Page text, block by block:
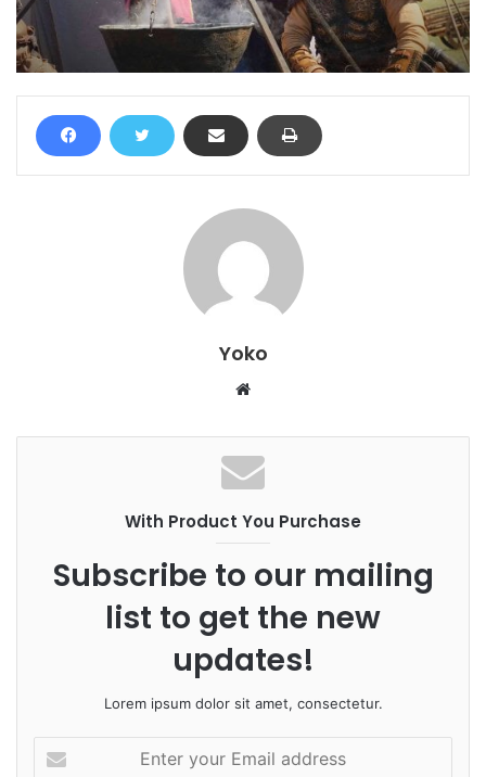
Yoko
b
s
i
t
e
With Product You Purchase
Subscribe to our mailing
list to get the new
updates!
Lorem ipsum dolor sit amet, consectetur.